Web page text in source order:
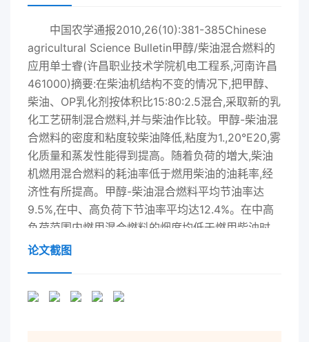
中国农学通报2010,26(10):381-385Chinese
agricultural Science Bulletin甲醇/柴油混合燃料的
应用单士睿(许昌职业技术学院机电工程系,河南许昌
461000)摘要:在柴油机结构不变的情况下,把甲醇、
柴油、OP乳化剂按体积比15:80:2.5混合,采取新的乳
化工艺研制混合燃料,并与柴油作比较。甲醇-柴油混
合燃料的密度和粘度较柴油降低,粘度为1.,20°E20,雾
化质量和蒸发性能得到提高。随着负荷的増大,柴油
机燃用混合燃料的耗油率低于燃用柴油的油耗率,经
济性有所提高。甲醇-柴油混合燃料平均节油率达
9.5%,在中、高负荷下节油率平均达12.4%。在中高
负荷范围内燃用混合燃料的烟度均低于燃用柴油时
的,下降达25.6%,Nκ的排放值显著降低。柴油杋燃用
经济和社会效益。关键词:柴油机;甲醇;混合燃料;性能
论文截图